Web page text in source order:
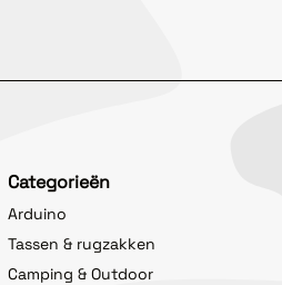
Categorieën
Arduino
Tassen & rugzakken
Camping & Outdoor